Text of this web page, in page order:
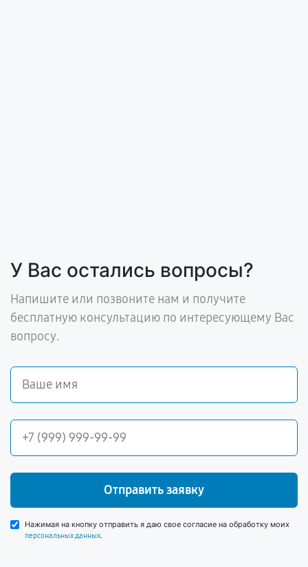
У Вас остались вопросы?
Напишите или позвоните нам и получите
бесплатную консультацию по интересующему Вас
вопросу.
Отправить заявку
Нажимая на кнопку отправить я даю свое согласие на обработку моих
персональных данных.